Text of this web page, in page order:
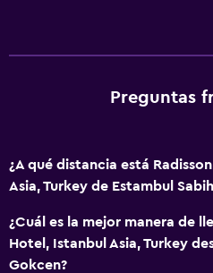
extra)
Estacionamiento accesible
Habitación hipoalergénica
Inodoro con barras de apoyo
Preguntas
¿A qué distancia está
Asia, Turkey de Estambul
¿Cuál es la mejor manera de
Hotel, Istanbul Asia, Turkey
Gokcen?